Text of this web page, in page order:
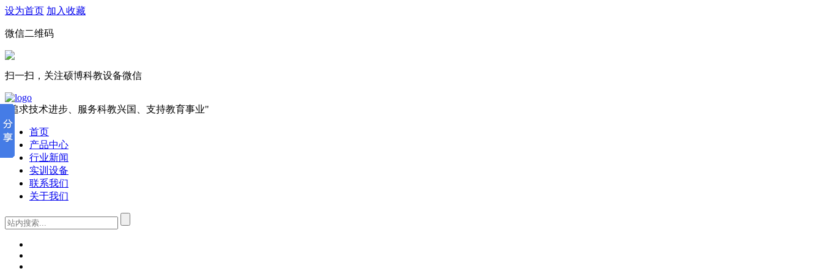
设为首页 加入收藏
微信二维码
扫一扫，关注硕博科教设备微信
"追求技术进步、服务科教兴国、支持教育事业"
首页
产品中心
行业新闻
实训设备
联系我们
关于我们